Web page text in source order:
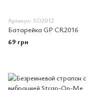
Артикул: SO2012
Батарейка GP CR2016
69 грн